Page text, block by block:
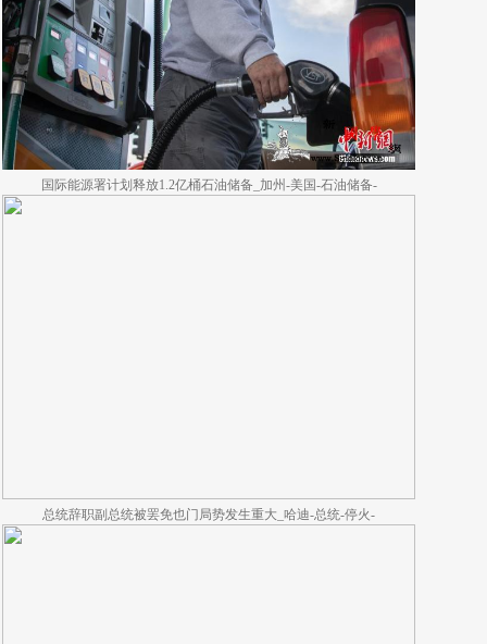
国际能源署计划释放1.2亿桶石油储备_加州-美国-石油储备-
总统辞职副总统被罢免也门局势发生重大_哈迪-总统-停火-